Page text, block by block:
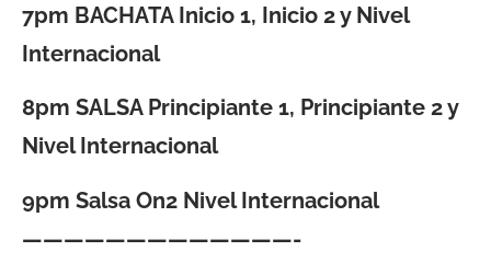
7pm BACHATA Inicio 1, Inicio 2 y Nivel
Internacional
8pm SALSA Principiante 1, Principiante 2 y
Nivel Internacional
9pm Salsa On2 Nivel Internacional
—————————————-